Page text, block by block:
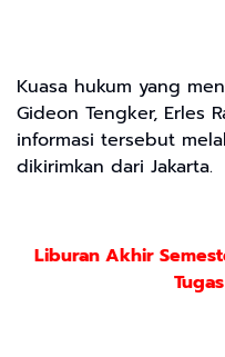
Kuasa hukum yang
Gideon Tengker, Erles
informasi tersebut
dikirimkan dari Jakarta.
Liburan Akhir